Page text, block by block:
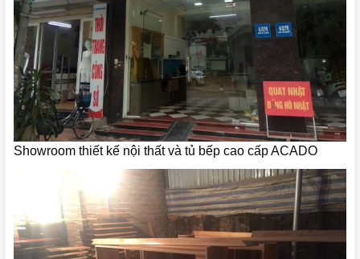
Showroom thiết kế nội thất và tủ bếp cao cấp ACADO